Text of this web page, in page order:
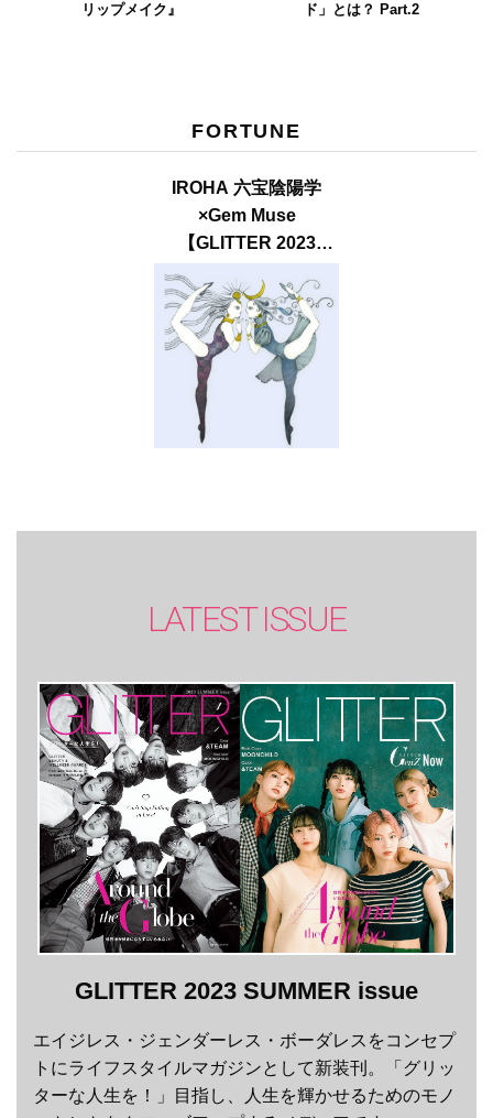
リップメイク』
ド」とは？ Part.2
FORTUNE
IROHA 六宝陰陽学
×Gem Muse
【GLITTER 2023
SUMMER issue】
LATEST ISSUE
GLITTER 2023 SUMMER issue
エイジレス・ジェンダーレス・ボーダレスをコンセプ
トにライフスタイルマガジンとして新装刊。「グリッ
ターな人生を！」目指し、人生を輝かせるためのモノ